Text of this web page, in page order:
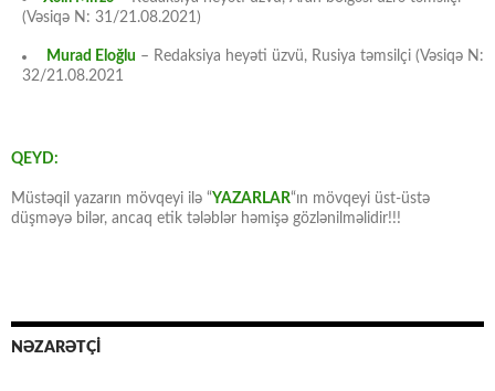
(Vəsiqə N: 31/21.08.2021)
Murad Eloğlu – Redaksiya heyəti üzvü, Rusiya təmsilçi (Vəsiqə N:
32/21.08.2021
QEYD:
Müstəqil yazarın mövqeyi ilə “YAZARLAR“ın mövqeyi üst-üstə
düşməyə bilər, ancaq etik tələblər həmişə gözlənilməlidir!!!
NƏZARƏTÇİ